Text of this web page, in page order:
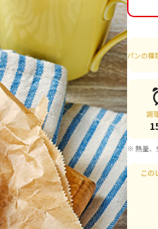
パンの種
調
※ 熱量、